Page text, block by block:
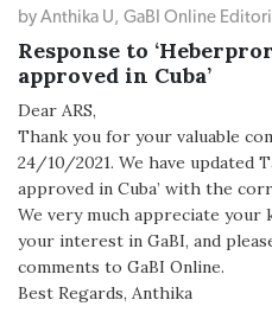
by Anthika U, GaBI Online
Response to
approved in Cuba’
Dear ARS,
Thank you for your valuable
24/10/2021. We have updated
approved in Cuba’ with the
We very much appreciate your
your interest in GaBI, and
comments to GaBI Online.
Best Regards, Anthika